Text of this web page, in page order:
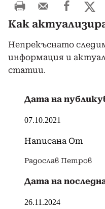
Как
Непрекъснато
информация и
статии.
Дата на
07.10.2021
Написана От
Радослав Петров
Дата на
26.11.2024